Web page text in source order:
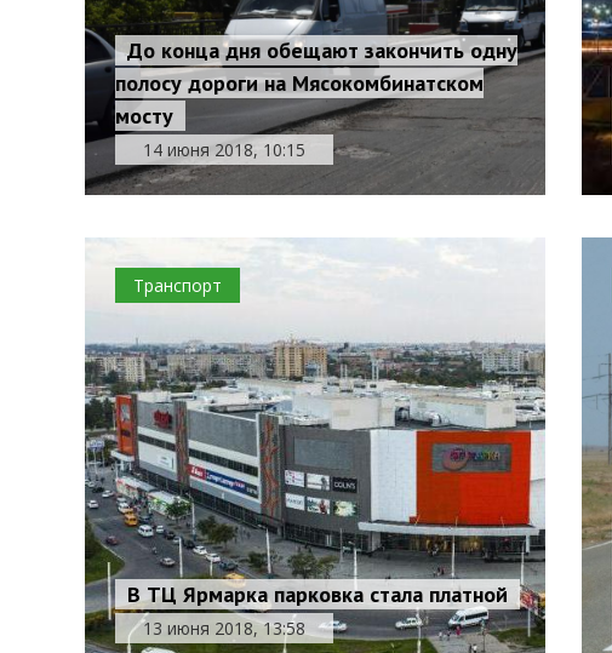
До конца дня обещают закончить одну
полосу дороги на Мясокомбинатском
мосту
14 июня 2018, 10:15
Транспорт
В ТЦ Ярмарка парковка стала платной
13 июня 2018, 13:58